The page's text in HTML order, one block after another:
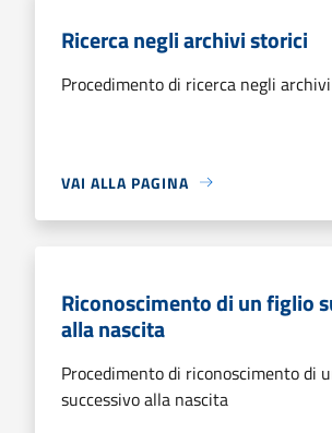
Ricerca negli archivi storici
Procedimento di ricerca negli
VAI ALLA PAGINA
Riconoscimento di un figlio
alla nascita
Procedimento di riconoscimento di
successivo alla nascita